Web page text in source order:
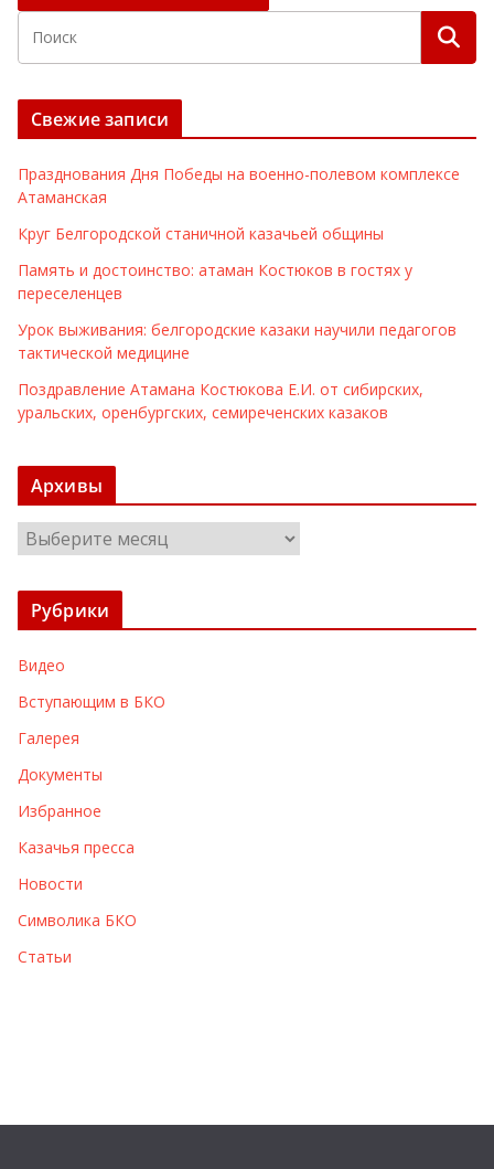
Свежие записи
Празднования Дня Победы на военно-полевом комплексе
Атаманская
Круг Белгородской станичной казачьей общины
Память и достоинство: атаман Костюков в гостях у
переселенцев
Урок выживания: белгородские казаки научили педагогов
тактической медицине
Поздравление Атамана Костюкова Е.И. от сибирских,
уральских, оренбургских, семиреченских казаков
Архивы
х
ы
Рубрики
Видео
Вступающим в БКО
Галерея
Документы
Избранное
Казачья пресса
Новости
Символика БКО
Статьи